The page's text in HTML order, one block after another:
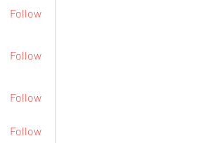
Follow
Follow
Follow
Follow